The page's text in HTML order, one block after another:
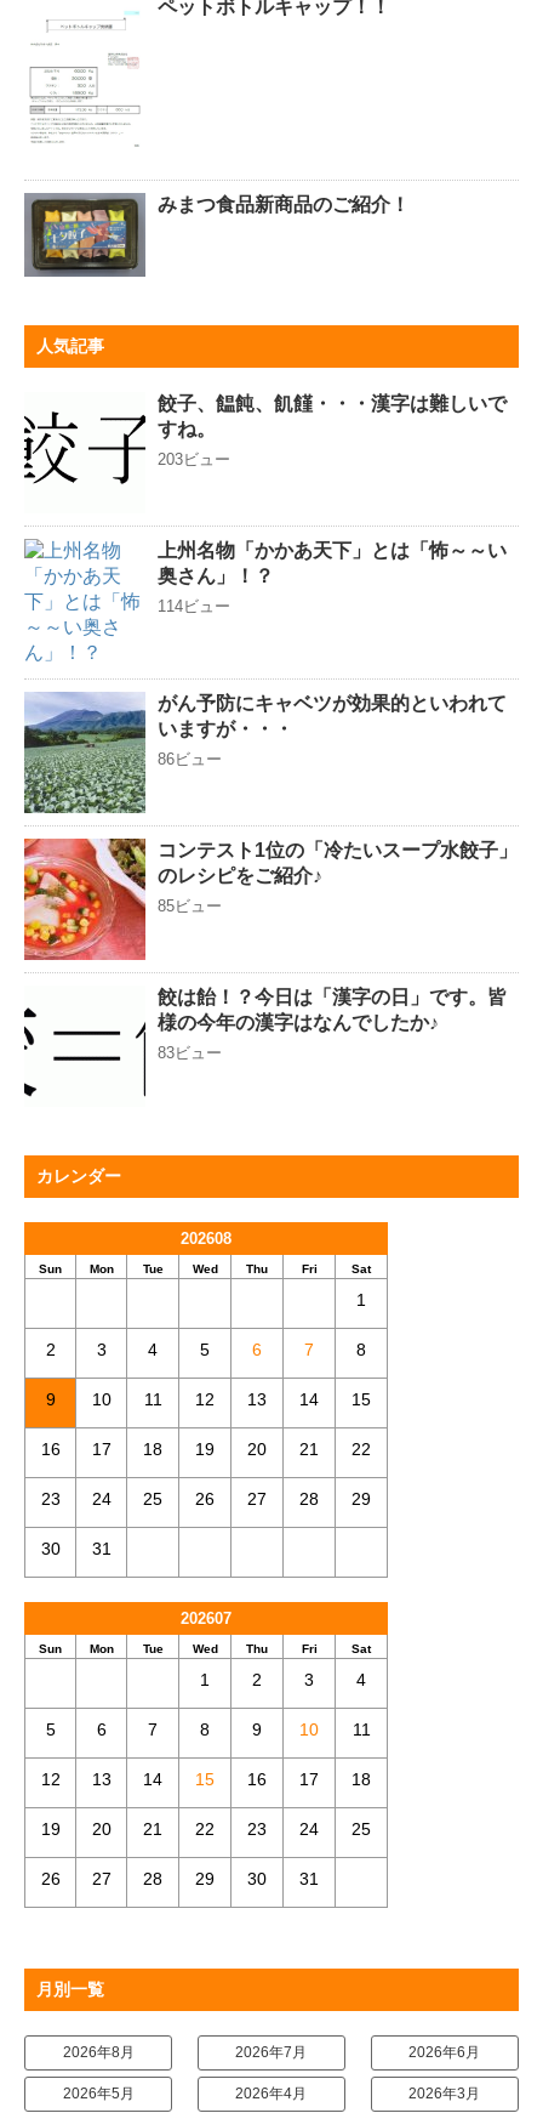
ペットボトルキャップ！！
みまつ食品新商品のご紹介！
人気記事
餃子、饂飩、飢饉・・・漢字は難しいで
すね。
203ビュー
上州名物「かかあ天下」とは「怖～～い
奥さん」！？
114ビュー
がん予防にキャベツが効果的といわれて
いますが・・・
86ビュー
コンテスト1位の「冷たいスープ水餃子」
のレシピをご紹介♪
85ビュー
餃は飴！？今日は「漢字の日」です。皆
様の今年の漢字はなんでしたか♪
83ビュー
カレンダー
202608
Sun Mon Tue Wed Thu Fri Sat
1
2 3 4 5 6 7 8
9 10 11 12 13 14 15
16 17 18 19 20 21 22
23 24 25 26 27 28 29
30 31
202607
Sun Mon Tue Wed Thu Fri Sat
1 2 3 4
5 6 7 8 9 10 11
12 13 14 15 16 17 18
19 20 21 22 23 24 25
26 27 28 29 30 31
月別一覧
2026年8月 2026年7月 2026年6月
2026年5月 2026年4月 2026年3月